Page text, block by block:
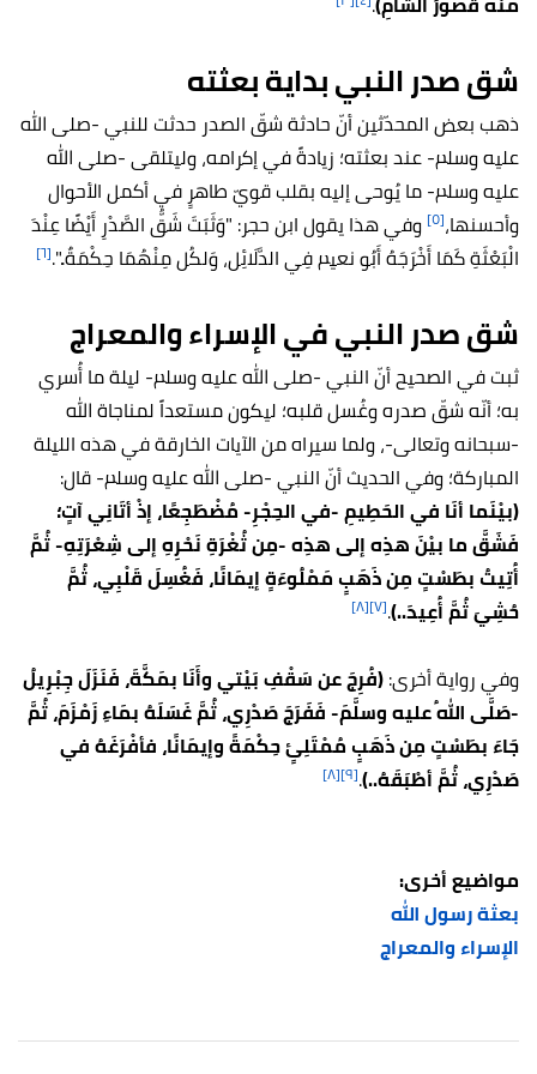
شق صدر النبي بداية بعثته
ذهب بعض المحدّثين أنّ حادثة شقّ الصدر حدثت للنبي -صلى الله
عليه وسلم- عند بعثته؛ زيادةً في إكرامه، وليتلقى -صلى الله
عليه وسلم- ما يُوحى إليه بقلب قويّ طاهرٍ في أكمل الأحوال
وأحسنها،[٥]
وفي هذا يقول ابن حجر: "وَثَبَتَ شَقُّ الصَّدْرِ أَيْضًا عِنْدَ
الْبَعْثَةِ كَمَا أَخْرَجَهُ أَبُو نعيم فِي الدَّلَائِل، وَلكُل مِنْهُمَا حِكْمَةٌ..".[٦]
شق صدر النبي في الإسراء والمعراج
ثبت في الصحيح أنّ النبي -صلى الله عليه وسلم- ليلة ما أُسري
به؛ أنّه شقّ صدره وغُسل قلبه؛ ليكون مستعداً لمناجاة الله
-سبحانه وتعالى-، ولما سيراه من الآيات الخارقة في هذه الليلة
المباركة؛ وفي الحديث أنّ النبي -صلى الله عليه وسلم- قال:
(بيْنَما أنَا في الحَطِيمِ -في الحِجْرِ- مُضْطَجِعًا، إذْ أتَانِي آتٍ؛
فَشَقَّ ما بيْنَ هذِه إلى هذِه -مِن ثُغْرَةِ نَحْرِهِ إلى شِعْرَتِهِ- ثُمَّ
أُتِيتُ بطَسْتٍ مِن ذَهَبٍ مَمْلُوءَةٍ إيمَانًا، فَغُسِلَ قَلْبِي، ثُمَّ
حُشِيَ ثُمَّ أُعِيدَ..).[٧] [٨]
وفي رواية أخرى:(فُرِجَ عن سَقْفِ بَيْتي وأَنَا بمَكَّةَ، فَنَزَلَ جِبْرِيلُ
-صَلَّى اللهُ عليه وسلَّمَ- فَفَرَجَ صَدْرِي، ثُمَّ غَسَلَهُ بمَاءِ زَمْزَمَ، ثُمَّ
جَاءَ بطَسْتٍ مِن ذَهَبٍ مُمْتَلِئٍ حِكْمَةً وإيمَانًا، فأفْرَغَهُ في
صَدْرِي، ثُمَّ أطْبَقَهُ..).[٩] [٨]
مواضيع أخرى:
بعثة رسول الله
الإسراء والمعراج